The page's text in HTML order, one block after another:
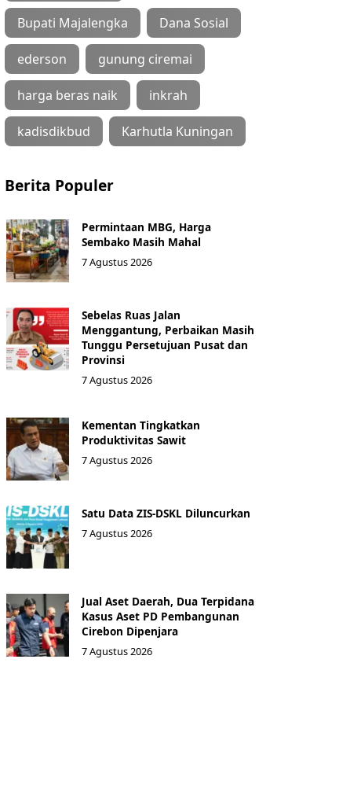
Bupati Majalengka Dana Sosial
ederson gunung ciremai
harga beras naik inkrah
kadisdikbud Karhutla Kuningan
Berita Populer
Permintaan MBG, Harga
Sembako Masih Mahal
7 Agustus 2026
Sebelas Ruas Jalan
Menggantung, Perbaikan Masih
Tunggu Persetujuan Pusat dan
Provinsi
7 Agustus 2026
Kementan Tingkatkan
Produktivitas Sawit
7 Agustus 2026
Satu Data ZIS-DSKL Diluncurkan
7 Agustus 2026
Jual Aset Daerah, Dua Terpidana
Kasus Aset PD Pembangunan
Cirebon Dipenjara
7 Agustus 2026